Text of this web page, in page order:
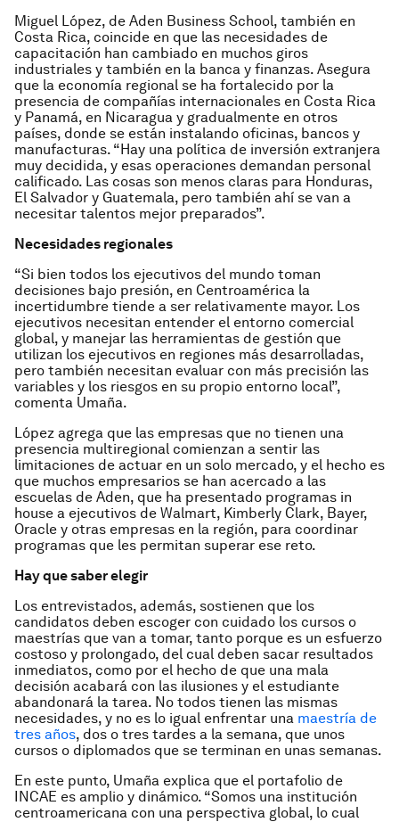
Miguel López, de Aden Business School, también en
Costa Rica, coincide en que las necesidades de
capacitación han cambiado en muchos giros
industriales y también en la banca y finanzas. Asegura
que la economía regional se ha fortalecido por la
presencia de compañías internacionales en Costa Rica
y Panamá, en Nicaragua y gradualmente en otros
países, donde se están instalando oficinas, bancos y
manufacturas. “Hay una política de inversión extranjera
muy decidida, y esas operaciones demandan personal
calificado. Las cosas son menos claras para Honduras,
El Salvador y Guatemala, pero también ahí se van a
necesitar talentos mejor preparados”.
Necesidades regionales
“Si bien todos los ejecutivos del mundo toman
decisiones bajo presión, en Centroamérica la
incertidumbre tiende a ser relativamente mayor. Los
ejecutivos necesitan entender el entorno comercial
global, y manejar las herramientas de gestión que
utilizan los ejecutivos en regiones más desarrolladas,
pero también necesitan evaluar con más precisión las
variables y los riesgos en su propio entorno local”,
comenta Umaña.
López agrega que las empresas que no tienen una
presencia multiregional comienzan a sentir las
limitaciones de actuar en un solo mercado, y el hecho es
que muchos empresarios se han acercado a las
escuelas de Aden, que ha presentado programas in
house a ejecutivos de Walmart, Kimberly Clark, Bayer,
Oracle y otras empresas en la región, para coordinar
programas que les permitan superar ese reto.
Hay que saber elegir
Los entrevistados, además, sostienen que los
candidatos deben escoger con cuidado los cursos o
maestrías que van a tomar, tanto porque es un esfuerzo
costoso y prolongado, del cual deben sacar resultados
inmediatos, como por el hecho de que una mala
decisión acabará con las ilusiones y el estudiante
abandonará la tarea. No todos tienen las mismas
necesidades, y no es lo igual enfrentar una maestría de
tres años, dos o tres tardes a la semana, que unos
cursos o diplomados que se terminan en unas semanas.
En este punto, Umaña explica que el portafolio de
INCAE es amplio y dinámico. “Somos una institución
centroamericana con una perspectiva global, lo cual